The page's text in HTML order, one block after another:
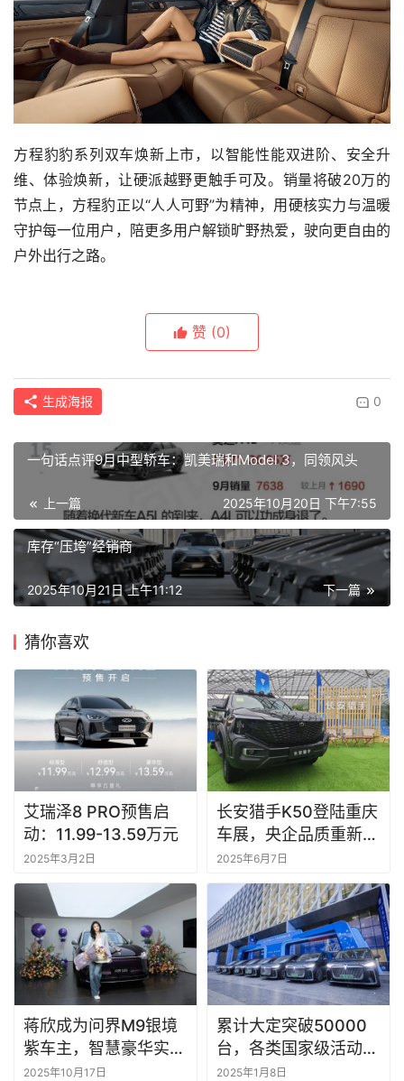
方程豹豹系列双车焕新上市，以智能性能双进阶、安全升
维、体验焕新，让硬派越野更触手可及。销量将破20万的
节点上，方程豹正以“人人可野”为精神，用硬核实力与温暖
守护每一位用户，陪更多用户解锁旷野热爱，驶向更自由的
户外出行之路。
赞 (0)
生成海报 0
一句话点评9月中型轿车：凯美瑞和Model 3，同领风头
上一篇 2025年10月20日 下午7:55
库存“压垮”经销商
下一篇
2025年10月21日 上午11:12
猜你喜欢
艾瑞泽8 PRO预售启
动：11.99-13.59万元
2025年3月2日
长安猎手K50登陆重庆
车展，央企品质重新定
义全场景皮卡
2025年6月7日
蒋欣成为问界M9银境
紫车主，智慧豪华实力
圈粉高净值人群
2025年10月17日
累计大定突破50000
台，各类国家级活动为
何偏爱岚图？
2025年1月8日